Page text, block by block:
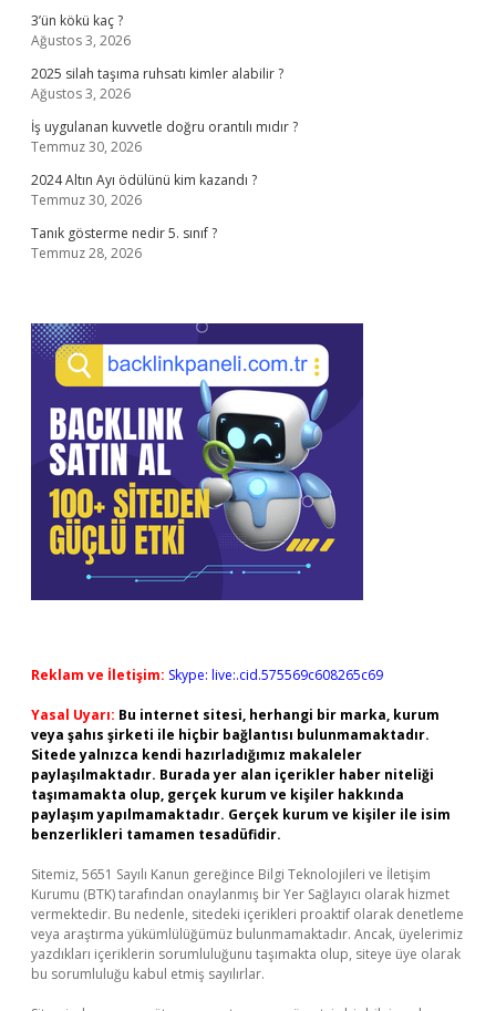
3’ün kökü kaç ?
Ağustos 3, 2026
2025 silah taşıma ruhsatı kimler alabilir ?
Ağustos 3, 2026
İş uygulanan kuvvetle doğru orantılı mıdır ?
Temmuz 30, 2026
2024 Altın Ayı ödülünü kim kazandı ?
Temmuz 30, 2026
Tanık gösterme nedir 5. sınıf ?
Temmuz 28, 2026
Reklam ve İletişim: Skype: live:.cid.575569c608265c69
Yasal Uyarı: Bu internet sitesi, herhangi bir marka, kurum
veya şahıs şirketi ile hiçbir bağlantısı bulunmamaktadır.
Sitede yalnızca kendi hazırladığımız makaleler
paylaşılmaktadır. Burada yer alan içerikler haber niteliği
taşımamakta olup, gerçek kurum ve kişiler hakkında
paylaşım yapılmamaktadır. Gerçek kurum ve kişiler ile isim
benzerlikleri tamamen tesadüfidir.
Sitemiz, 5651 Sayılı Kanun gereğince Bilgi Teknolojileri ve İletişim
Kurumu (BTK) tarafından onaylanmış bir Yer Sağlayıcı olarak hizmet
vermektedir. Bu nedenle, sitedeki içerikleri proaktif olarak denetleme
veya araştırma yükümlülüğümüz bulunmamaktadır. Ancak, üyelerimiz
yazdıkları içeriklerin sorumluluğunu taşımakta olup, siteye üye olarak
bu sorumluluğu kabul etmiş sayılırlar.